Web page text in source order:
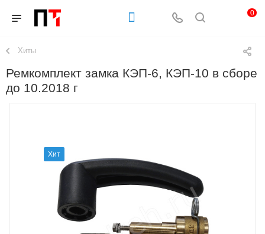
0
Хиты
Ремкомплект замка КЭП-6, КЭП-10 в сборе
до 10.2018 г
Хит